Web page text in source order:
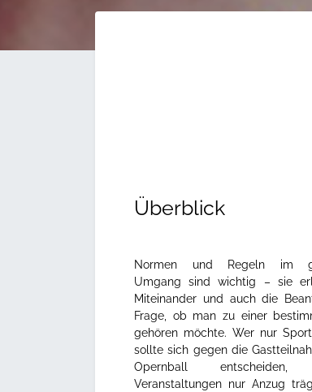
Überblick
Normen und Regeln im
Umgang sind wichtig – sie
Miteinander und auch die
Frage, ob man zu einer
gehören möchte. Wer nur
sollte sich gegen die
Opernball
Veranstaltungen nur Anzug